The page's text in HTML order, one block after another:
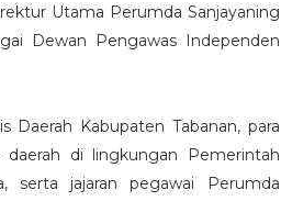
Utama Perumda Sanjayaning
Dewan Pengawas Independen
Kabupaten Tabanan, para
daerah di lingkungan Pemerintah
serta jajaran pegawai Perumda